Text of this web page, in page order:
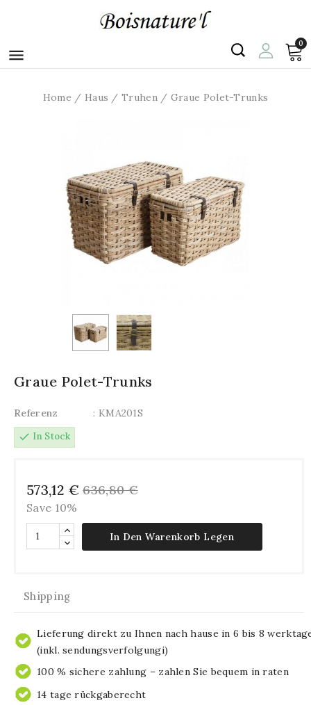

0
Home Haus Truhen Graue Polet-Trunks
Graue Polet-Trunks
Referenz
: KMA201S
check In Stock
573,12 € 636,80 €
Save 10%
In Den Warenkorb Legen
Shipping
Lieferung direkt zu Ihnen nach hause in 6 bis 8
(inkl. sendungsverfolgungi)
100 % sichere zahlung – zahlen Sie bequem in raten
14 tage rückgaberecht